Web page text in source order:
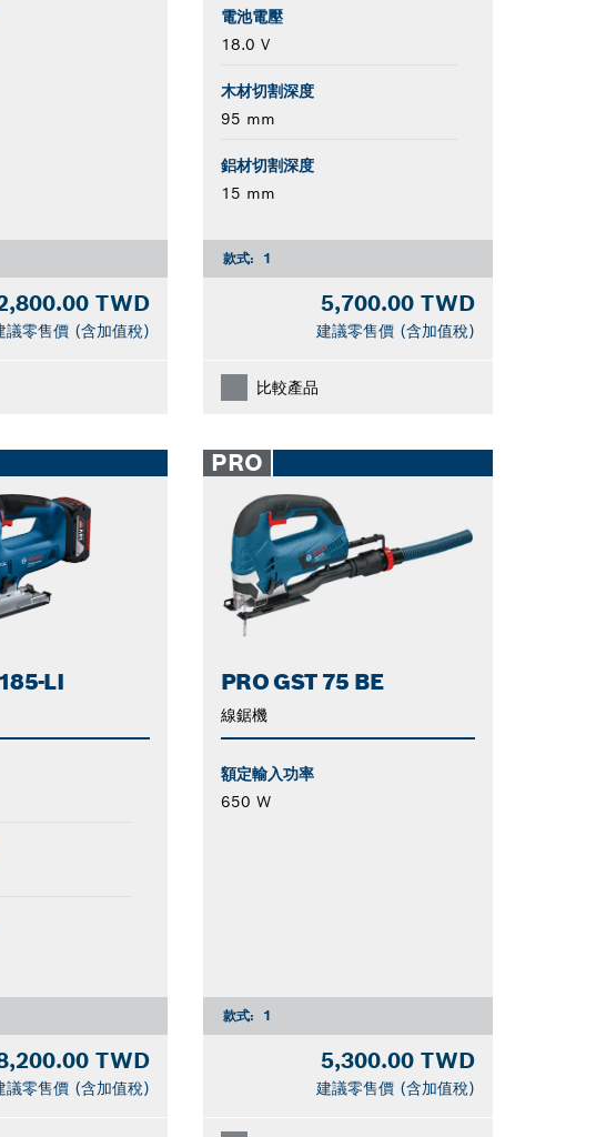
TWD
議零售價 (含加值稅)
電池電壓
18.0 V
木材切割深度
95 mm
鋁材切割深度
15 mm
款式: 1
5,700.00 TWD
建議零售價 (含加值稅)
比較產品
LI
TWD
議零售價 (含加值稅)
PRO
PRO GST 75 BE
線鋸機
額定輸入功率
650 W
款式: 1
5,300.00 TWD
建議零售價 (含加值稅)